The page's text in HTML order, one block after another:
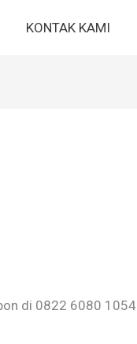
KONTAK KAMI
di 0822 6080 1054